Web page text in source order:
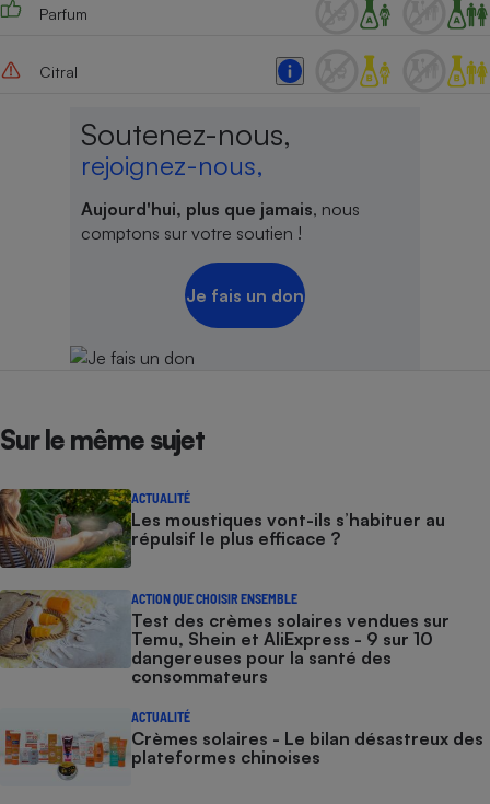
Parfum
Citral
Soutenez-nous,
rejoignez-nous,
Aujourd'hui, plus que jamais, nous
comptons sur votre soutien !
Je fais un don
Sur le même sujet
ACTUALITÉ
Les moustiques vont-ils s’habituer au
répulsif le plus efficace ?
ACTION QUE CHOISIR ENSEMBLE
Test des crèmes solaires vendues sur
Temu, Shein et AliExpress - 9 sur 10
dangereuses pour la santé des
consommateurs
ACTUALITÉ
Crèmes solaires - Le bilan désastreux des
plateformes chinoises